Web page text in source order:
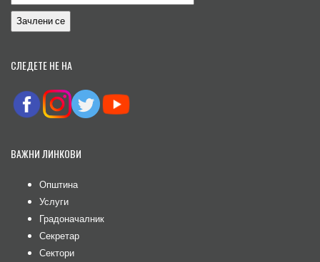
СЛЕДЕТЕ НЕ НА
ВАЖНИ ЛИНКОВИ
Општина
Услуги
Градоначалник
Секретар
Сектори